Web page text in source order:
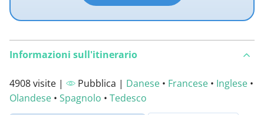
Informazioni sull'itinerario
4908 visite | Pubblica | Danese • Francese • Inglese •
Olandese • Spagnolo • Tedesco